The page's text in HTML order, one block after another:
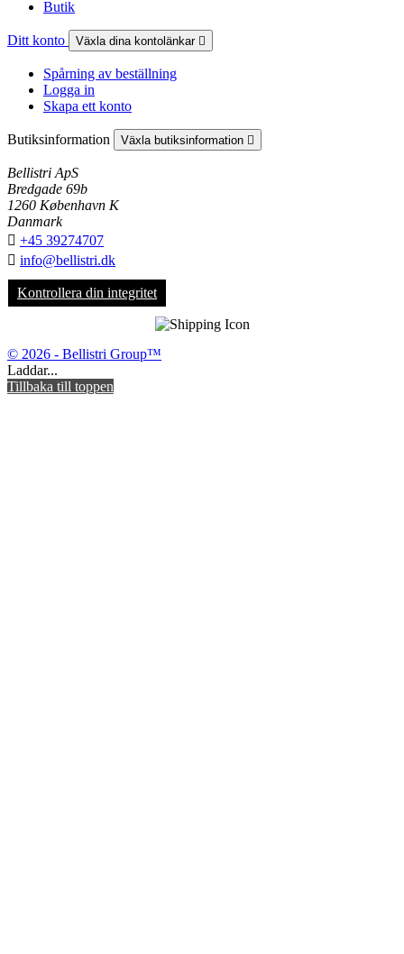
Butik
Ditt konto Växla dina kontolänkar 
Spårning av beställning
Logga in
Skapa ett konto
Butiksinformation Växla butiksinformation 
Bellistri ApS
Bredgade 69b
1260 København K
Danmark
 +45 39274707
 info@bellistri.dk
Kontrollera din integritet
© 2026 - Bellistri Group™
Laddar...
Tillbaka till toppen